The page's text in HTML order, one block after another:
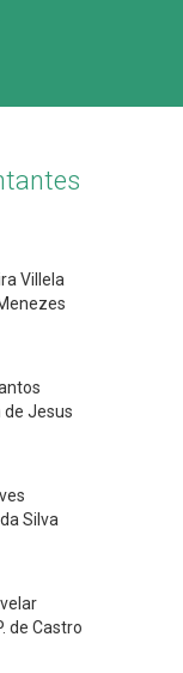
Villela
de Jesus
Silva
de Castro